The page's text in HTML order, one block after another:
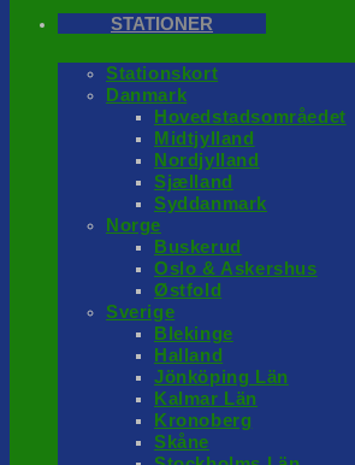
STATIONER
Stationskort
Danmark
Hovedstadsområedet
Midtjylland
Nordjylland
Sjælland
Syddanmark
Norge
Buskerud
Oslo & Askershus
Østfold
Sverige
Blekinge
Halland
Jönköping Län
Kalmar Län
Kronoberg
Skåne